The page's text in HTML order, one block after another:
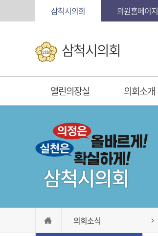
삼척시의회 의원홈페이지
삼척시의회
열린의장실 의회소개
삼척시의회
의회소식